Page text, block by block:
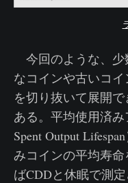
今回のような、少
なコインや古いコ
を切り抜いて展開
ある。平均使用済
Spent Output
みコインの平均寿
ばCDDと休眠で測